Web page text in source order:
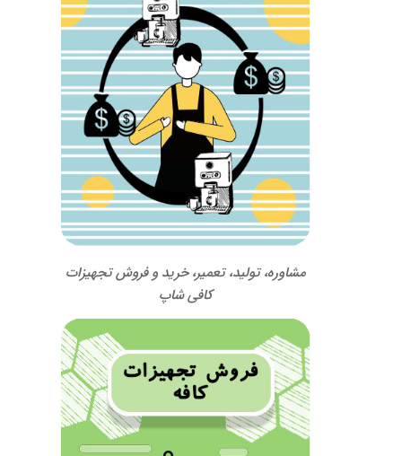
مشاوره، تولید، تعمیر، خرید و فروش تجهیزات
کافی شاپ